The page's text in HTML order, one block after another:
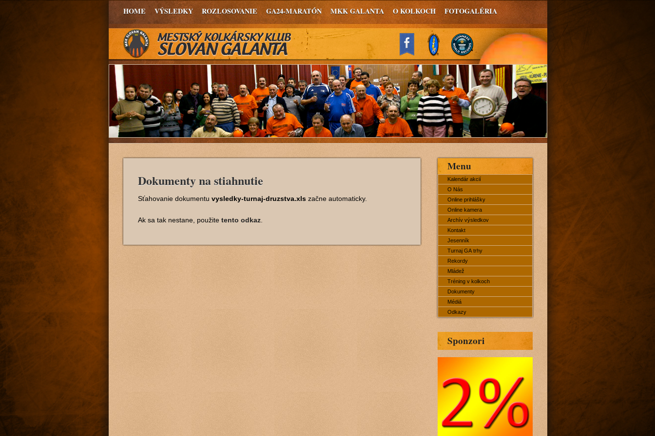
HOME VÝSLEDKY ROZLOSOVANIE GA24-MARATÓN MKK GALANTA O KOLKOCH FOTOGALÉRIA
Dokumenty na stiahnutie
Sťahovanie dokumentu vysledky-turnaj-druzstva.xls začne automaticky.
Ak sa tak nestane, použite tento odkaz
Menu
Kalendár akcií
O Nás
Online prihlášky
Online kamera
Archív výsledkov
Kontakt
Jesenník
Turnaj GA trhy
Rekordy
Mládež
Tréning v kolkoch
Dokumenty
Médiá
Odkazy
Sponzori